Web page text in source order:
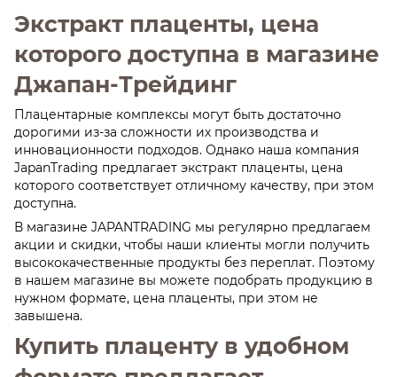
Экстракт плаценты, цена
которого доступна в магазине
Джапан-Трейдинг
Плацентарные комплексы могут быть достаточно
дорогими из-за сложности их производства и
инновационности подходов. Однако наша компания
JapanTrading предлагает экстракт плаценты, цена
которого соответствует отличному качеству, при этом
доступна.
В магазине JAPANTRADING мы регулярно предлагаем
акции и скидки, чтобы наши клиенты могли получить
высококачественные продукты без переплат. Поэтому
в нашем магазине вы можете подобрать продукцию в
нужном формате, цена плаценты, при этом не
завышена.
Купить плаценту в удобном